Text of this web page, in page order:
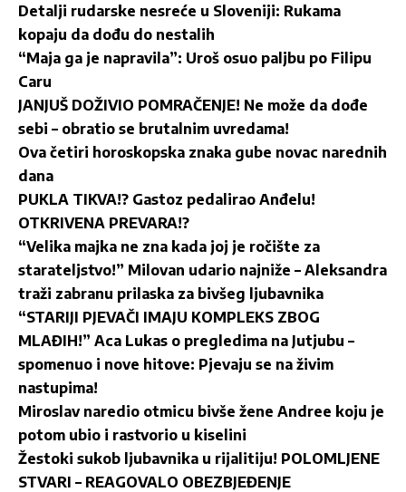
Detalji rudarske nesreće u Sloveniji: Rukama
kopaju da dođu do nestalih
“Maja ga je napravila”: Uroš osuo paljbu po Filipu
Caru
JANJUŠ DOŽIVIO POMRAČENJE! Ne može da dođe
sebi – obratio se brutalnim uvredama!
Ova četiri horoskopska znaka gube novac narednih
dana
PUKLA TIKVA!? Gastoz pedalirao Anđelu!
OTKRIVENA PREVARA!?
“Velika majka ne zna kada joj je ročište za
starateljstvo!” Milovan udario najniže – Aleksandra
traži zabranu prilaska za bivšeg ljubavnika
“STARIJI PJEVAČI IMAJU KOMPLEKS ZBOG
MLAĐIH!” Aca Lukas o pregledima na Jutjubu –
spomenuo i nove hitove: Pjevaju se na živim
nastupima!
Miroslav naredio otmicu bivše žene Andree koju je
potom ubio i rastvorio u kiselini
Žestoki sukob ljubavnika u rijalitiju! POLOMLJENE
STVARI – REAGOVALO OBEZBJEĐENJE